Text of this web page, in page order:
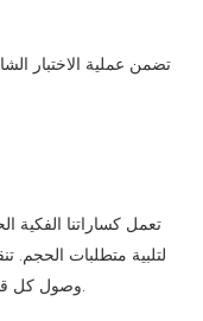
تضمن عملية الاختبار
تعمل كساراتنا الفكية
لتلبية متطلبات الحجم.
وصول كل قطعة من كربيد الكالسيوم إلى الحجم المطلوب.